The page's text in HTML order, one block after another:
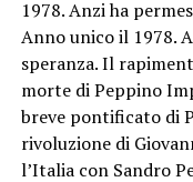
1978. Anzi ha
Anno unico il 1978.
speranza. Il
morte di Peppino
breve pontificato di
rivoluzione di
l’Italia con Sandro